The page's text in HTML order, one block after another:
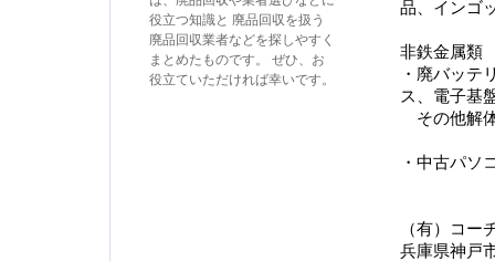
品、インゴ
非鉄金属類
・廃バッテ
ス、電子基
その他解
・中古パソ
（有）コー
兵庫県神戸
役立つ知識と 廃品回収を扱う
廃品回収業者などを探しやすく
まとめたものです。 ぜひ、お
役立ていただければ幸いです。